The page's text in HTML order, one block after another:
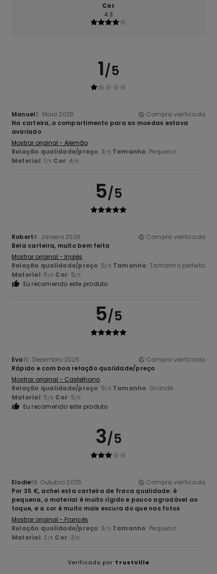
Cor
4.3
1/5
Manuel2. Maio 2026
Compra verificada
Na carteira, o compartimento para as moedas estava
avariado
Mostrar original - Alemão
Relação qualidade/preço: 3/5 Tamanho: Pequeno
Material: 1 /5 Cor: 4/5
5/5
Robert4. Janeiro 2026
Compra verificada
Bela carteira, muito bem feita
Mostrar original - Inglês
Relação qualidade/preço: 5/5 Tamanho: Tamanho perfeito
Material: 5 /5 Cor: 5/5
Eu recomendo este produto
5/5
Eva10. Dezembro 2025
Compra verificada
Rápido e com boa relação qualidade/preço
Mostrar original - Castelhano
Relação qualidade/preço: 5/5 Tamanho: Grande
Material: 5 /5 Cor: 5/5
Eu recomendo este produto
3/5
Elodie19. Outubro 2025
Compra verificada
Por 35 €, achei esta carteira de fraca qualidade: é
pequena, o material é muito rígido e pouco agradável ao
toque, e a cor é muito mais escura do que nas fotos
Mostrar original - Francês
Relação qualidade/preço: 3/5 Tamanho: Pequeno
Material: 2 /5 Cor: 3/5
Verificado por TrustVille